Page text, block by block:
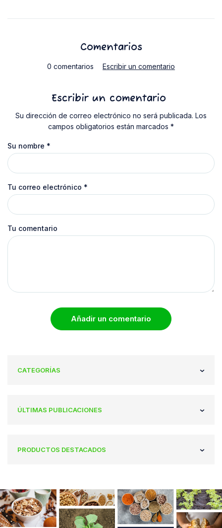
Comentarios
0 comentarios Escribir un comentario
Escribir un comentario
Su dirección de correo electrónico no será publicada. Los
campos obligatorios están marcados *
Su nombre *
Tu correo electrónico *
Tu comentario
Añadir un comentario
CATEGORÍAS
ÚLTIMAS PUBLICACIONES
PRODUCTOS DESTACADOS